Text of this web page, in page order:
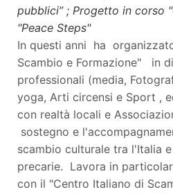
pubblici” ; Progetto in corso
"Peace Steps"
In questi anni ha
Scambio e Formazione" in
professionali (media,
yoga, Arti circensi e Sport ,
con realtà locali e
sostegno e
scambio culturale tra l'Italia
precarie. Lavora in
con il "Centro Italiano di